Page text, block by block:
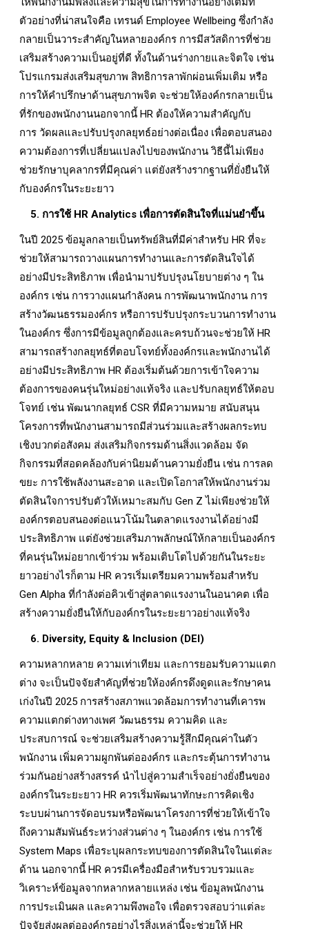
ตัวอย่างที่น่าสนใจคือ เทรนด์ Employee Wellbeing ซึ่งกำลัง
กลายเป็นวาระสำคัญในหลายองค์กร การมีสวัสดิการที่ช่วย
เสริมสร้างความเป็นอยู่ที่ดี ทั้งในด้านร่างกายและจิตใจ เช่น
โปรแกรมส่งเสริมสุขภาพ สิทธิการลาพักผ่อนเพิ่มเติม หรือ
การให้คำปรึกษาด้านสุขภาพจิต จะช่วยให้องค์กรกลายเป็น
ที่รักของพนักงานนอกจากนี้ HR ต้องให้ความสำคัญกับ
การ วัดผลและปรับปรุงกลยุทธ์อย่างต่อเนื่อง เพื่อตอบสนอง
ความต้องการที่เปลี่ยนแปลงไปของพนักงาน วิธีนี้ไม่เพียง
ช่วยรักษาบุคลากรที่มีคุณค่า แต่ยังสร้างรากฐานที่ยั่งยืนให้
กับองค์กรในระยะยาว
5. การใช้ HR Analytics เพื่อการตัดสินใจที่แม่นยำขึ้น
ในปี 2025 ข้อมูลกลายเป็นทรัพย์สินที่มีค่าสำหรับ HR ที่จะ
ช่วยให้สามารถวางแผนการทำงานและการตัดสินใจได้
อย่างมีประสิทธิภาพ เพื่อนำมาปรับปรุงนโยบายต่าง ๆ ใน
องค์กร เช่น การวางแผนกำลังคน การพัฒนาพนักงาน การ
สร้างวัฒนธรรมองค์กร หรือการปรับปรุงกระบวนการทำงาน
ในองค์กร ซึ่งการมีข้อมูลถูกต้องและครบถ้วนจะช่วยให้ HR
สามารถสร้างกลยุทธ์ที่ตอบโจทย์ทั้งองค์กรและพนักงานได้
อย่างมีประสิทธิภาพ HR ต้องเริ่มต้นด้วยการเข้าใจความ
ต้องการของคนรุ่นใหม่อย่างแท้จริง และปรับกลยุทธ์ให้ตอบ
โจทย์ เช่น พัฒนากลยุทธ์ CSR ที่มีความหมาย สนับสนุน
โครงการที่พนักงานสามารถมีส่วนร่วมและสร้างผลกระทบ
เชิงบวกต่อสังคม ส่งเสริมกิจกรรมด้านสิ่งแวดล้อม จัด
กิจกรรมที่สอดคล้องกับค่านิยมด้านความยั่งยืน เช่น การลด
ขยะ การใช้พลังงานสะอาด และเปิดโอกาสให้พนักงานร่วม
ตัดสินใจการปรับตัวให้เหมาะสมกับ Gen Z ไม่เพียงช่วยให้
องค์กรตอบสนองต่อแนวโน้มในตลาดแรงงานได้อย่างมี
ประสิทธิภาพ แต่ยังช่วยเสริมภาพลักษณ์ให้กลายเป็นองค์กร
ที่คนรุ่นใหม่อยากเข้าร่วม พร้อมเติบโตไปด้วยกันในระยะ
ยาวอย่างไรก็ตาม HR ควรเริ่มเตรียมความพร้อมสำหรับ
Gen Alpha ที่กำลังต่อคิวเข้าสู่ตลาดแรงงานในอนาคต เพื่อ
สร้างความยั่งยืนให้กับองค์กรในระยะยาวอย่างแท้จริง
6. Diversity, Equity & Inclusion (DEI)
ความหลากหลาย ความเท่าเทียม และการยอมรับความแตก
ต่าง จะเป็นปัจจัยสำคัญที่ช่วยให้องค์กรดึงดูดและรักษาคน
เก่งในปี 2025 การสร้างสภาพแวดล้อมการทำงานที่เคารพ
ความแตกต่างทางเพศ วัฒนธรรม ความคิด และ
ประสบการณ์ จะช่วยเสริมสร้างความรู้สึกมีคุณค่าในตัว
พนักงาน เพิ่มความผูกพันต่อองค์กร และกระตุ้นการทำงาน
ร่วมกันอย่างสร้างสรรค์ นำไปสู่ความสำเร็จอย่างยั่งยืนของ
องค์กรในระยะยาว HR ควรเริ่มพัฒนาทักษะการคิดเชิง
ระบบผ่านการจัดอบรมหรือพัฒนาโครงการที่ช่วยให้เข้าใจ
ถึงความสัมพันธ์ระหว่างส่วนต่าง ๆ ในองค์กร เช่น การใช้
System Maps เพื่อระบุผลกระทบของการตัดสินใจในแต่ละ
ด้าน นอกจากนี้ HR ควรมีเครื่องมือสำหรับรวบรวมและ
วิเคราะห์ข้อมูลจากหลากหลายแหล่ง เช่น ข้อมูลพนักงาน
การประเมินผล และความพึงพอใจ เพื่อตรวจสอบว่าแต่ละ
ปัจจัยส่งผลต่อองค์กรอย่างไรสิ่งเหล่านี้จะช่วยให้ HR